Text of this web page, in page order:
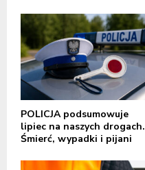
POLICJA podsumowuje
lipiec na naszych drogach.
Śmierć, wypadki i pijani